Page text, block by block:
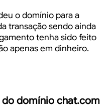
o domínio para a
transação sendo ainda
tenha sido feito
apenas em dinheiro.
do domínio chat.com